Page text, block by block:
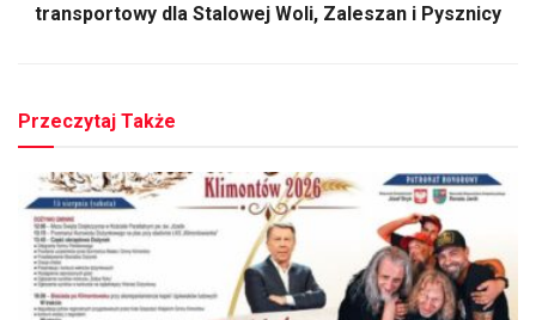
transportowy dla Stalowej Woli, Zaleszan i Pysznicy
Przeczytaj Także